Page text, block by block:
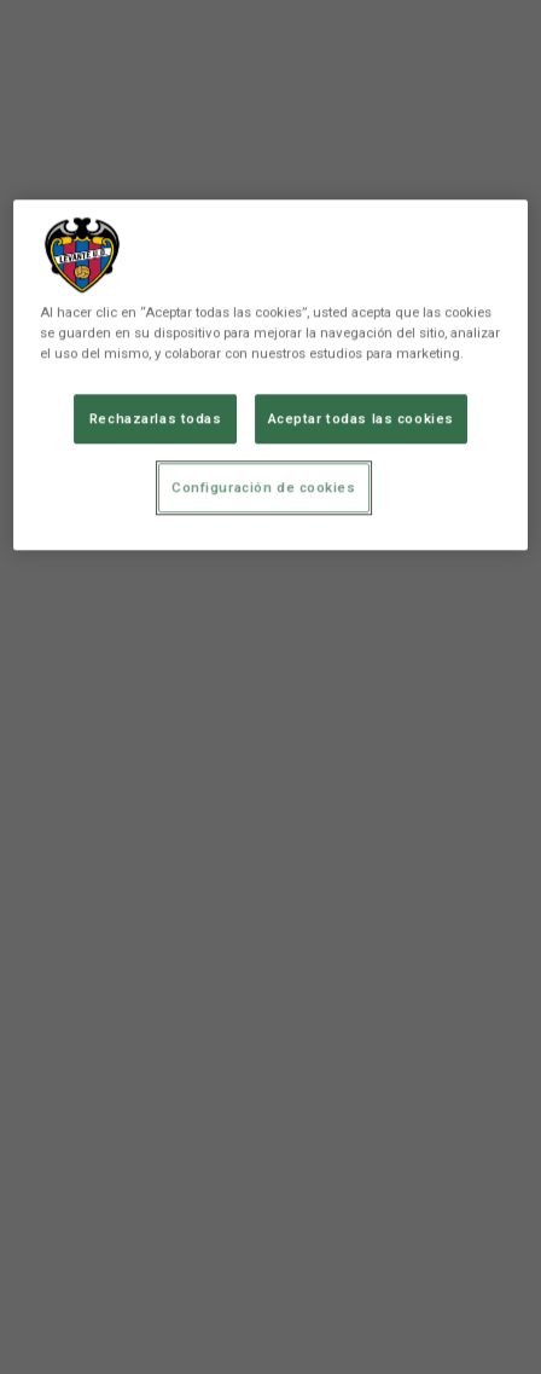
Al hacer clic en “Aceptar todas las cookies”, usted acepta que las cookies
se guarden en su dispositivo para mejorar la navegación del sitio, analizar
el uso del mismo, y colaborar con nuestros estudios para marketing.
Rechazarlas todas Aceptar todas las cookies
Configuración de cookies